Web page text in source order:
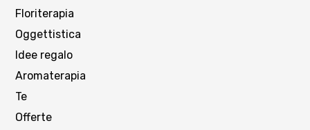
Floriterapia
Oggettistica
Idee regalo
Aromaterapia
Te
Offerte